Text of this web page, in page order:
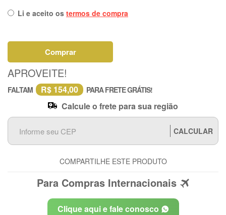
Li e aceito os termos de compra
Comprar
APROVEITE!
FALTAM R$ 154,00 PARA FRETE GRÁTIS!
Calcule o frete para sua região
CALCULAR
COMPARTILHE ESTE PRODUTO
Para Compras Internacionais
Clique aqui e fale conosco